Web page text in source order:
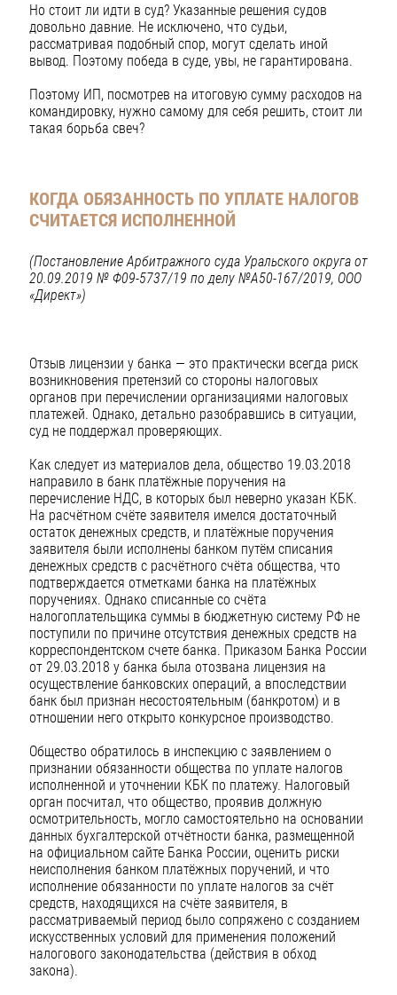
Но стоит ли идти в суд? Указанные решения судов
довольно давние. Не исключено, что судьи,
рассматривая подобный спор, могут сделать иной
вывод. Поэтому победа в суде, увы, не гарантирована.
Поэтому ИП, посмотрев на итоговую сумму расходов на
командировку, нужно самому для себя решить, стоит ли
такая борьба свеч?
КОГДА ОБЯЗАННОСТЬ ПО УПЛАТЕ НАЛОГОВ
СЧИТАЕТСЯ ИСПОЛНЕННОЙ
(Постановление Арбитражного суда Уральского округа от
20.09.2019 № Ф09-5737/19 по делу №А50-167/2019, ООО
«Директ»)
Отзыв лицензии у банка — это практически всегда риск
возникновения претензий со стороны налоговых
органов при перечислении организациями налоговых
платежей. Однако, детально разобравшись в ситуации,
суд не поддержал проверяющих.
Как следует из материалов дела, общество 19.03.2018
направило в банк платёжные поручения на
перечисление НДС, в которых был неверно указан КБК.
На расчётном счёте заявителя имелся достаточный
остаток денежных средств, и платёжные поручения
заявителя были исполнены банком путём списания
денежных средств с расчётного счёта общества, что
подтверждается отметками банка на платёжных
поручениях. Однако списанные со счёта
налогоплательщика суммы в бюджетную систему РФ не
поступили по причине отсутствия денежных средств на
корреспондентском счете банка. Приказом Банка России
от 29.03.2018 у банка была отозвана лицензия на
осуществление банковских операций, а впоследствии
банк был признан несостоятельным (банкротом) и в
отношении него открыто конкурсное производство.
Общество обратилось в инспекцию с заявлением о
признании обязанности общества по уплате налогов
исполненной и уточнении КБК по платежу. Налоговый
орган посчитал, что общество, проявив должную
осмотрительность, могло самостоятельно на основании
данных бухгалтерской отчётности банка, размещенной
на официальном сайте Банка России, оценить риски
неисполнения банком платёжных поручений, и что
исполнение обязанности по уплате налогов за счёт
средств, находящихся на счёте заявителя, в
рассматриваемый период было сопряжено с созданием
искусственных условий для применения положений
налогового законодательства (действия в обход
закона).